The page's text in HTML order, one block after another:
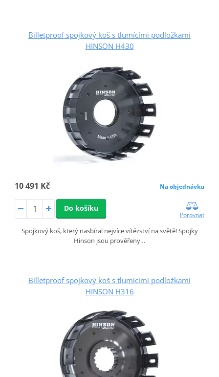
Billetproof spojkový koš s tlumícími podložkami
HINSON H430
10 491 Kč Na objednávku
Do košíku
Porovnat
Spojkový koš, který nasbíral nejvíce vítězství na světě! Spojky
Hinson jsou prověřeny…
Billetproof spojkový koš s tlumícími podložkami
HINSON H316